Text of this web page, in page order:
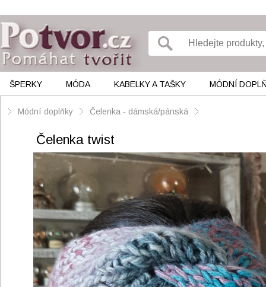
ŠPERKY MÓDA KABELKY A TAŠKY MÓDNÍ
Módní doplňky Čelenka - dámská/pánská
Čelenka twist